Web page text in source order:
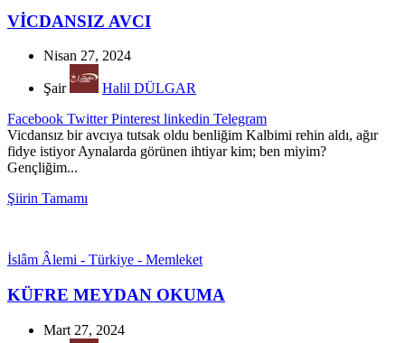
VİCDANSIZ AVCI
Nisan 27, 2024
Şair
Halil DÜLGAR
Facebook Twitter Pinterest linkedin Telegram
Vicdansız bir avcıya tutsak oldu benliğim Kalbimi rehin aldı, ağır
fidye istiyor Aynalarda görünen ihtiyar kim; ben miyim?
Gençliğim...
Şiirin Tamamı
İslâm Âlemi - Türkiye - Memleket
KÜFRE MEYDAN OKUMA
Mart 27, 2024